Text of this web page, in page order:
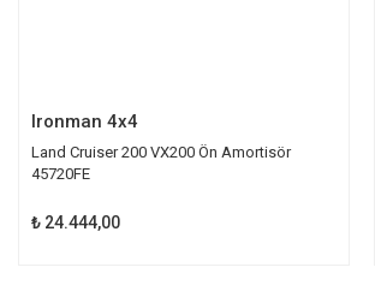
Ironman 4x4
Land Cruiser 200 VX200 Ön Amortisör
45720FE
₺ 24.444,00